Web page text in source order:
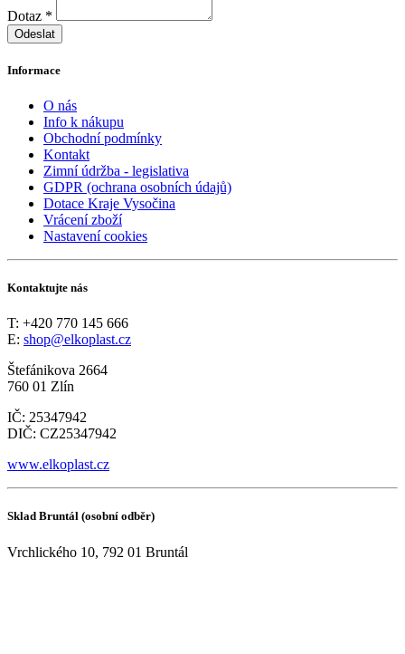
Dotaz *
Odeslat
Informace
O nás
Info k nákupu
Obchodní podmínky
Kontakt
Zimní údržba - legislativa
GDPR (ochrana osobních údajů)
Dotace Kraje Vysočina
Vrácení zboží
Nastavení cookies
Kontaktujte nás
T: +420 770 145 666
E: shop@elkoplast.cz
Štefánikova 2664
760 01 Zlín
IČ: 25347942
DIČ: CZ25347942
www.elkoplast.cz
Sklad Bruntál (osobní odběr)
Vrchlického 10, 792 01 Bruntál